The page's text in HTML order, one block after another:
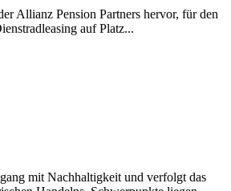
Allianz Pension Partners hervor, für den
auf Platz...
mit Nachhaltigkeit und verfolgt das